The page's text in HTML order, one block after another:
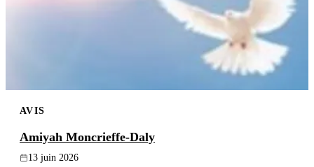
AVIS
Amiyah Moncrieffe-Daly
13 juin 2026